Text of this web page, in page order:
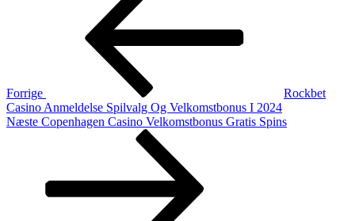
Forrige
Rockbet
Casino Anmeldelse Spilvalg Og Velkomstbonus I 2024
Næste
Næste Copenhagen Casino Velkomstbonus Gratis Spins